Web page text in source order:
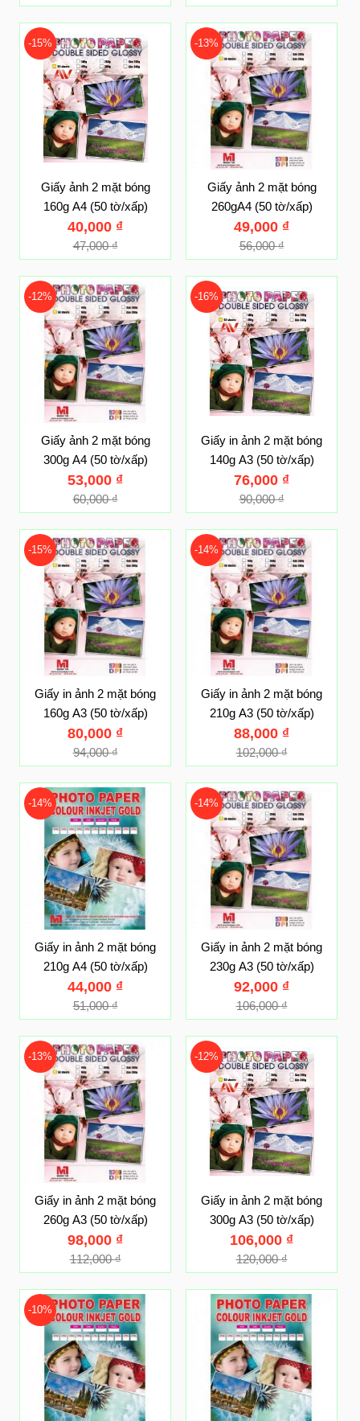
-15%
Giấy ảnh 2 mặt bóng
160g A4 (50 tờ/xấp)
47,000₫
40,000 ₫
-13%
Giấy ảnh 2 mặt bóng
260gA4 (50 tờ/xấp)
56,000₫
49,000 ₫
-12%
Giấy ảnh 2 mặt bóng
300g A4 (50 tờ/xấp)
60,000₫
53,000 ₫
-16%
Giấy in ảnh 2 mặt bóng
140g A3 (50 tờ/xấp)
90,000₫
76,000 ₫
-15%
Giấy in ảnh 2 mặt bóng
160g A3 (50 tờ/xấp)
94,000₫
80,000 ₫
-14%
Giấy in ảnh 2 mặt bóng
210g A3 (50 tờ/xấp)
102,000₫
88,000 ₫
-14%
Giấy in ảnh 2 mặt bóng
210g A4 (50 tờ/xấp)
51,000₫
44,000 ₫
-14%
Giấy in ảnh 2 mặt bóng
230g A3 (50 tờ/xấp)
106,000₫
92,000 ₫
-13%
Giấy in ảnh 2 mặt bóng
260g A3 (50 tờ/xấp)
112,000₫
98,000 ₫
-12%
Giấy in ảnh 2 mặt bóng
300g A3 (50 tờ/xấp)
120,000₫
106,000 ₫
-10%